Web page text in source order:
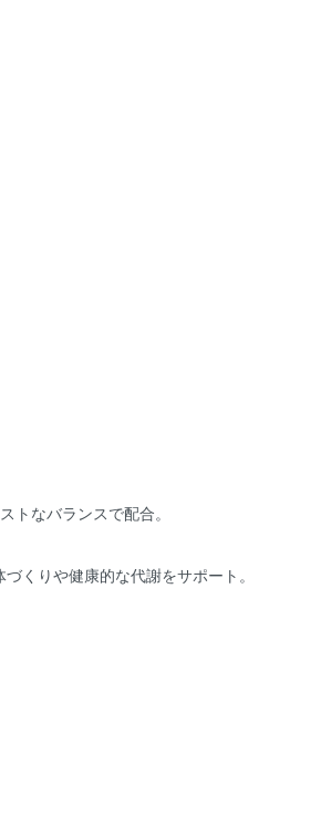
トなバランスで配合。
くりや健康的な代謝をサポート。